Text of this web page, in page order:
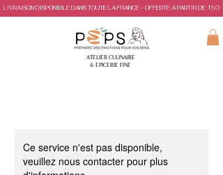
LIVRAISON DISPONIBLE DANS TOUTE LA FRANCE - OFFERTE A PARTIR DE 150€
ATELIER CULINAIRE
& EPICERIE FINE
Ce service n'est pas disponible,
veuillez nous contacter pour plus